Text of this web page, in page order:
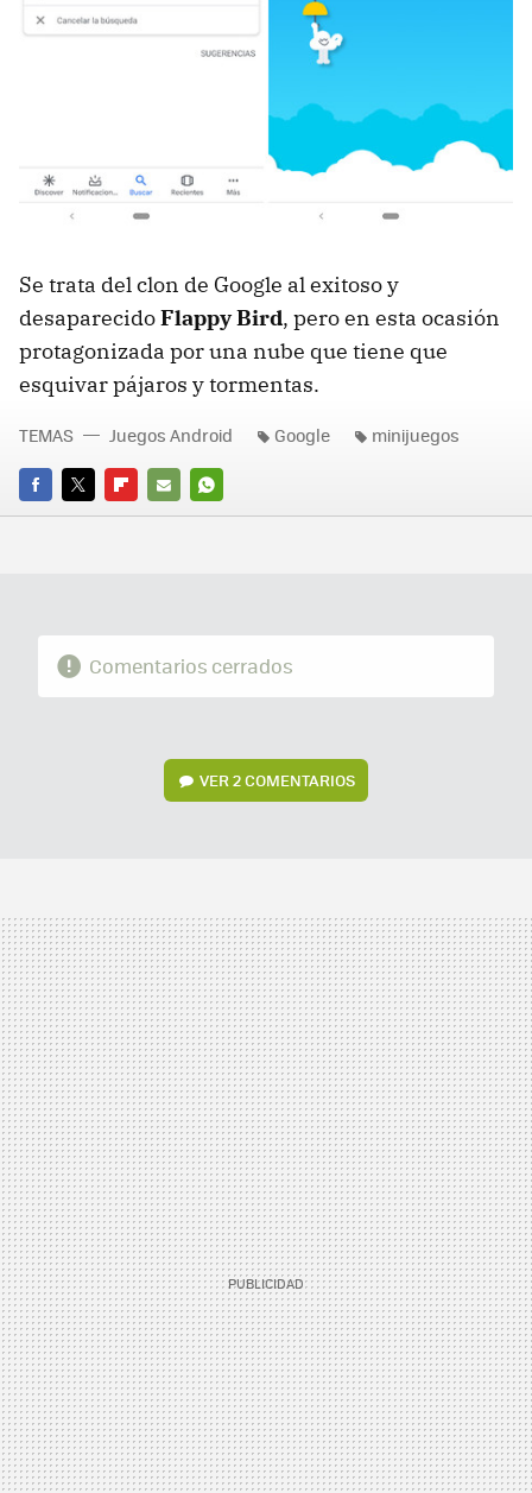
Se trata del clon de Google al exitoso y
desaparecidoFlappy Bird, pero en esta ocasión
protagonizada por una nube que tiene que
esquivar pájaros y tormentas.
FACEBOOK
TWITTERFLIPBOARD
E-
WHATSAPP
TEMAS Juegos Android Google minijuegos
Comentarios cerrados
VER2 COMENTARIOS